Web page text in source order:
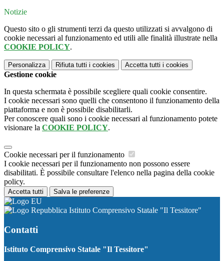
Notizie
Questo sito o gli strumenti terzi da questo utilizzati si avvalgono di
cookie necessari al funzionamento ed utili alle finalità illustrate nella
COOKIE POLICY.
Personalizza Rifiuta tutti i cookies Accetta tutti i cookies
Gestione cookie
In questa schermata è possibile scegliere quali cookie consentire.
I cookie necessari sono quelli che consentono il funzionamento della
piattaforma e non è possibile disabilitarli.
Per conoscere quali sono i cookie necessari al funzionamento potete
visionare la COOKIE POLICY.
Cookie necessari per il funzionamento
I cookie necessari per il funzionamento non possono essere
disabilitati. È possibile consultare l'elenco nella pagina della cookie
policy.
Accetta tutti Salva le preferenze
Istituto Comprensivo Statale "Il Tessitore"
Contatti
Istituto Comprensivo Statale "Il Tessitore"